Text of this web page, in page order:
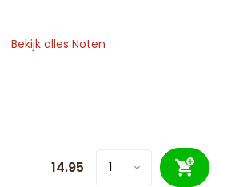
Account
aanmaken
Bekijk alles Noten
14.95